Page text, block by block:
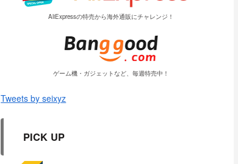
AliExpressの特売から海外通販にチャレンジ！
ゲーム機・ガジェットなど、毎週特売中！
Tweets by seixyz
PICK UP